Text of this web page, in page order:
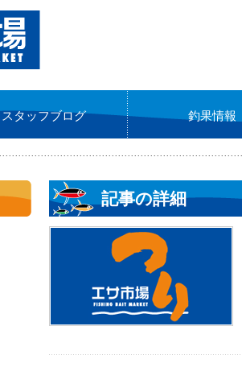
スタッフブログ 釣果情報
記事の詳細